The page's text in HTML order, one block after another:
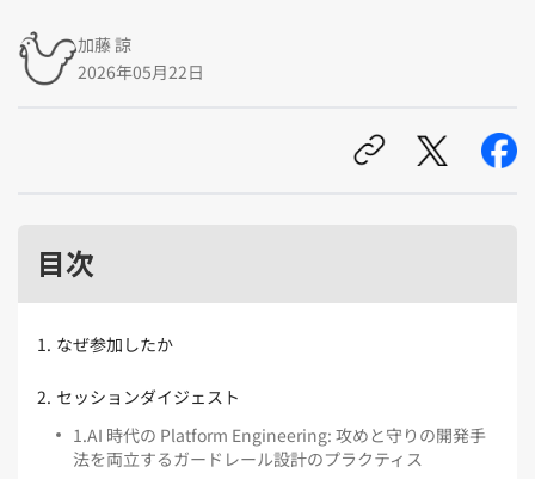
CodeCommit（2）
Ansible（2）
helm（1）
JavaScript（4）
Puppeteer（1）
若手エンジニア（12）
トラブルシューティング（12）
オープンイノベーション（4）
加藤 諒
2026年05月22日
目次
1. なぜ参加したか
2. セッションダイジェスト
1.AI 時代の Platform Engineering: 攻めと守りの開発手
法を両立するガードレール設計のプラクティス